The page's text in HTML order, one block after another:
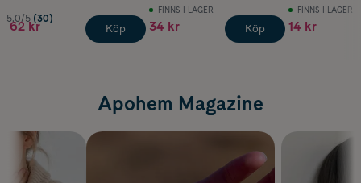
5.0/5 (30)
62 kr Köp
FINNS I LAGER
34 kr Köp
FINNS I LAGER
14 kr
Apohem Magazine